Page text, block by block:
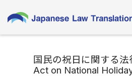
国民の祝日に関する法
Act on National